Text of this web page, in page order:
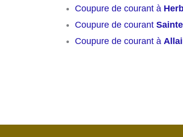
Coupure de courant à
Coupure de courant
Coupure de courant à